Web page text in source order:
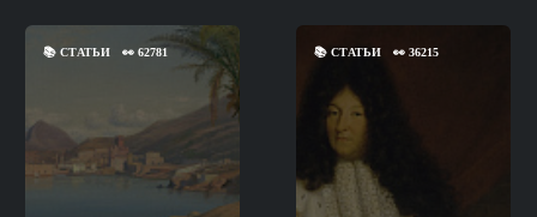
📚 СТАТЬИ 👀 62781 📚СТАТЬИ 👀36215